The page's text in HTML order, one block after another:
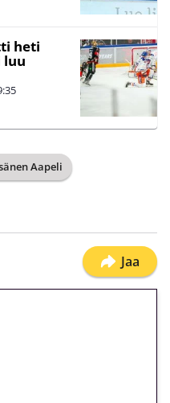
heti
luu
Aapeli
Jaa